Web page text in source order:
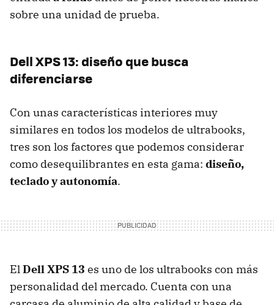
sobre una unidad de prueba.
DellXPS13: diseño que busca
diferenciarse
Con unas características interiores muy
similares en todos los modelos de ultrabooks,
tres son los factores que podemos considerar
como desequilibrantes en esta gama: diseño,
teclado y autonomía.
ElDellXPS 13 es uno de los ultrabooks con más
personalidad del mercado. Cuenta con una